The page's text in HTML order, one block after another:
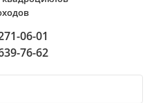
06-01
76-62